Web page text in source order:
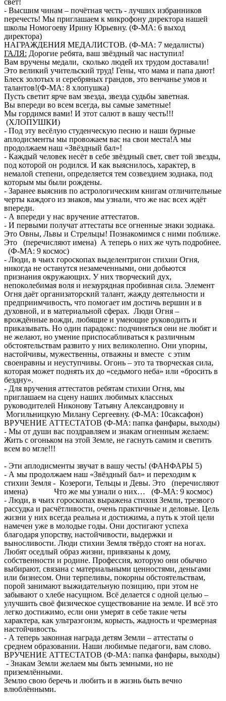
- Высшим чинам – почётная честь - лучших избранников
перечесть! Мы приглашаем к микрофону директора нашей
школы Номогоеву Ирину Юрьевну. (Ф-МА: 6 выход
директора)
НАГРАЖДЕНИЯ МЕДАЛИСТОВ. (Ф-МА: 7 медалисты)
ГАЛЯ: Дорогие ребята, ваш звёздный час наступил!
Вам вручены медали, сколько людей их трудом доставали!
Это великий учительский труд! Гены, что мама и папа дают!
Блеск золотых и серебряных грандов, это венчанье умов и
талантов!(Ф-МА: 8 хлопушка)
Пусть светит ярче вам звезда, звезда судьбы заветная.
Вы впереди во всем всегда, вы самые заметные!
Мы гордимся вами! И этот салют в вашу честь!!!
(ХЛОПУШКИ)
- Под эту весёлую студенческую песню и наши бурные
аплодисменты мы провожаем вас на свои места!А мы
продолжаем наш «Звёздный бал»!
- Каждый человек несёт в себе звёздный свет, свет той звезды,
под которой он родился. И как выяснилось, характер, в
немалой степени, определяется тем созвездием зодиака, под
которым мы были рождены.
- Заранее выяснив по астрологическим книгам отличительные
черты каждого из знаков, мы узнали, что же нас всех ждёт
впереди.
- А впереди у нас вручение аттестатов.
- И первыми получат аттестаты все огненные знаки зодиака.
Это Овны, Львы и Стрельцы! Познакомимся с ними поближе.
Это (перечисляют имена) А теперь о них же чуть подробнее.
(Ф-МА: 9 космос)
- Люди, в чьих гороскопах выделентригон стихии Огня,
никогда не останутся незамеченными, они добьются
признания окружающих. У них творческий дух,
непоколебимая воля и незаурядная пробивная сила. Элемент
Огня даёт организаторский талант, жажду деятельности и
предприимчивость, что помогает им достичь вершин и в
духовной, и в материальной сферах. Люди Огня –
врождённые вожди, любящие и умеющие руководить и
приказывать. Но один парадокс: подчиняться они не любят и
не желают, но умение приспосабливаться к различным
обстоятельствам развито у них великолепно. Они упорны,
настойчивы, мужественны, отважны и вместе с этим
своенравны и неуступчивы. Огонь – это та творческая сила,
которая может поднять их до «седьмого неба» или «бросить в
бездну».
- Для вручения аттестатов ребятам стихии Огня, мы
приглашаем на сцену наших любимых классных
руководителей Никонову Татьяну Александровну и
Могильницкую Милану Сергеевну. (Ф-МА: 10саксафон)
ВРУЧЕНИЕ АТТЕСТАТОВ (Ф-МА: папка фанфары, выходы)
- Мы от души вас поздравляем и знакам огненным желаем:
Жить с огоньком на этой Земле, не гаснуть самим и светить
всем во мгле!!!
- Эти аплодисменты звучат в вашу честь! (ФАНФАРЫ 5)
- А мы продолжаем наш «Звёздный бал» и переходим к
стихии Земля - Козероги, Тельцы и Девы. Это (перечисляют
имена) Что же мы узнали о них… (Ф-МА: 9 космос)
- Люди, в чьих гороскопах выражена стихия Земли, трезвого
рассудка и расчётливости, очень практичные и деловые. Цель
жизни у них всегда реальна и достижима, а путь к этой цели
намечен уже в молодые годы. Они достигают успеха
благодаря упорству, настойчивости, выдержки и
выносливости. Люди стихии Земля твёрдо стоят на ногах.
Любят оседлый образ жизни, привязаны к дому,
собственности и родине. Профессия, которую они обычно
выбирают, связана с материальными ценностями, деньгами
или бизнесом. Они терпеливы, покорны обстоятельствам,
порой занимают выжидательную позицию, при этом не
забывают о хлебе насущном. Всё делается с одной целью –
улучшить своё физическое существование на земле. И всё это
легко достижимо, если они умерят в себе такие четы
характера, как ультраэгоизм, корысть, жадность и чрезмерная
настойчивость.
- А теперь законная награда детям Земли – аттестаты о
среднем образовании. Наши любимые педагоги, вам слово.
ВРУЧЕНИЕ АТТЕСТАТОВ (Ф-МА: папка фанфары, выходы)
- Знакам Земли желаем мы быть земными, но не
приземлёнными.
Землю свою беречь и любить и в жизнь быть вечно
влюблёнными.